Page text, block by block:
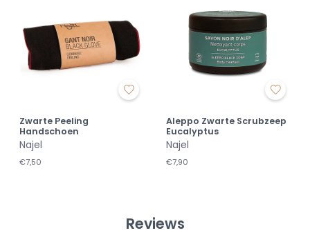
Zwarte Peeling
Handschoen
Najel
€7,50
Aleppo Zwarte Scrubzeep
Eucalyptus
Najel
€7,90
Reviews